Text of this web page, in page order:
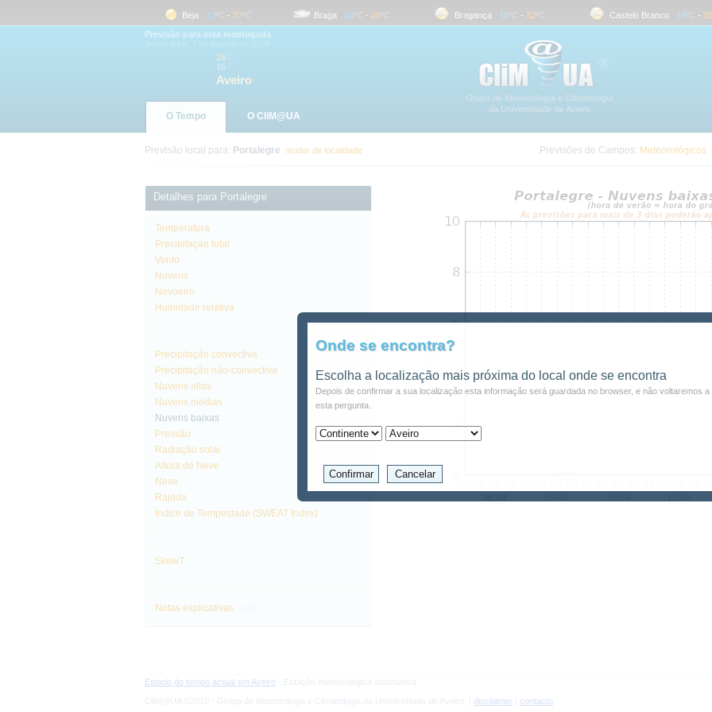
Beja 17 ºC 37 ºC Braga 18 ºC 29 ºC Bragança 18 ºC 32 ºC Castelo Branco 18 ºC 35 ºC
Previsão para esta madrugada
26
16
Aveiro
O Tempo O CliM@UA
Previsão local para: Portalegre mudar de localidade Previsões de Campos: Meteorológicos
Detalhes para Portalegre
Temperatura
Precipitação total
Vento
Nuvens
Nevoeiro
Humidade relativa
Precipitação convectiva
Precipitação não-convectiva
Nuvens altas
Nuvens médias
Nuvens baixas
Pressão
Radiação solar
Altura de Neve
Neve
Rajada
Índice de Tempestade (SWEAT Index)
SkewT
Notas explicativas
Estado do tempo actual em Aveiro - Estação meteorológica automática
CliM@UA ©2010 - Grupo de Meteorologia e Climatologia da Universidade de Aveiro | disclaimer contacto
Onde se encontra?
Escolha a localização mais próxima do local onde se encontra
Depois de confirmar a sua localização esta informação será guardada no browser, e não voltaremos a
esta pergunta.